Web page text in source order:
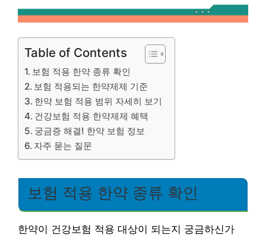
Table of Contents
보험 적용 한약 종류 확인
보험 적용되는 한약제제 기준
한약 보험 적용 범위 자세히 보기
건강보험 적용 한약제제 혜택
궁금증 해결! 한약 보험 정보
자주 묻는 질문
보험 적용 한약 종류 확인
한약이 건강보험 적용 대상이 되는지 궁금하신가